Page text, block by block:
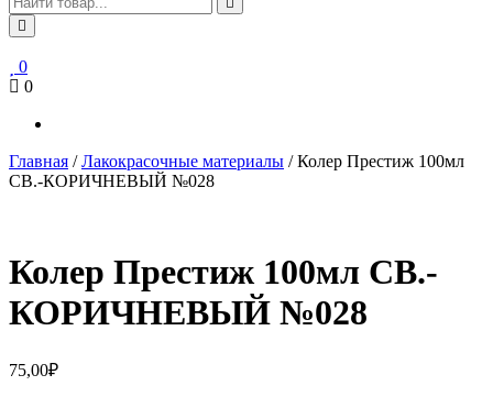
0
0
Главная /Лакокрасочные материалы / Колер Престиж 100мл
СВ.-КОРИЧНЕВЫЙ №028
Колер Престиж 100мл СВ.-
КОРИЧНЕВЫЙ №028
75,00₽